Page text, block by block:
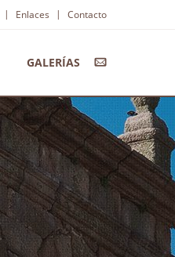
| Enlaces | Contacto
GALERÍAS